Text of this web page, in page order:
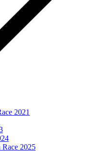
2021
Race 2025